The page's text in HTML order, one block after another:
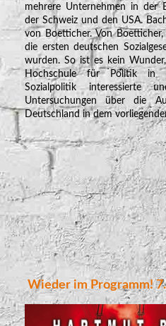
mehrere Unternehmen in der
der Schweiz und den USA.
von Boetticher. Von
die ersten deutschen
wurden. So ist es kein
Hoch­schule für Politik in
Sozialpolitik interessierte
Untersuchungen über die
Deutschland in dem
Wieder im Programm!